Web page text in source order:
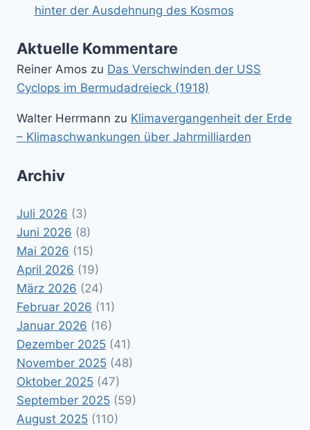
hinter der Ausdehnung des Kosmos
Aktuelle Kommentare
Reiner Amos zu Das Verschwinden der USS
Cyclops im Bermudadreieck (1918)
Walter Herrmann zu Klimavergangenheit der Erde
– Klimaschwankungen über Jahrmilliarden
Archiv
Juli 2026 (3)
Juni 2026 (8)
Mai 2026 (15)
April 2026 (19)
März 2026 (24)
Februar 2026 (11)
Januar 2026 (16)
Dezember 2025 (41)
November 2025 (48)
Oktober 2025 (47)
September 2025 (59)
August 2025 (110)